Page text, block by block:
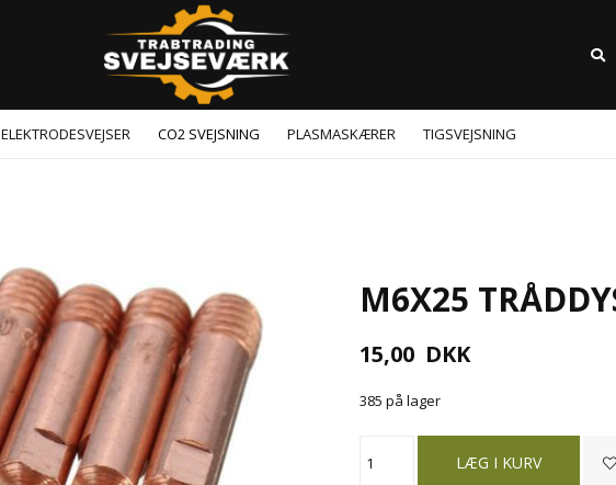
ELEKTRODESVEJSER CO2 SVEJSNING PLASMASKÆRER TIGSVEJSNING
M6X25
15,00DKK
385 på lager